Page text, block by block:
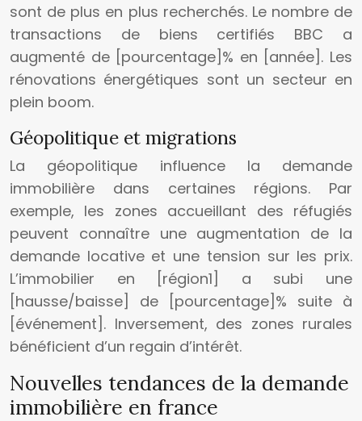
sont de plus en plus recherchés. Le nombre de
transactions de biens certifiés BBC a
augmenté de [pourcentage]% en [année]. Les
rénovations énergétiques sont un secteur en
plein boom.
Géopolitique et migrations
La géopolitique influence la demande
immobilière dans certaines régions. Par
exemple, les zones accueillant des réfugiés
peuvent connaître une augmentation de la
demande locative et une tension sur les prix.
L’immobilier en [région1] a subi une
[hausse/baisse] de [pourcentage]% suite à
[événement]. Inversement, des zones rurales
bénéficient d’un regain d’intérêt.
Nouvelles tendances de la demande
immobilière en france